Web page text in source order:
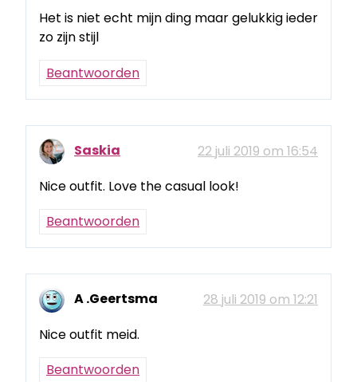
Het is niet echt mijn ding maar gelukkig ieder
zo zijn stijl
Beantwoorden
Saskia
22 juli 2019 om 16:54
Nice outfit. Love the casual look!
Beantwoorden
A .Geertsma
28 juli 2019 om 12:21
Nice outfit meid.
Beantwoorden